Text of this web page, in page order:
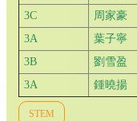
3C
周家豪
3A
葉子寧
3B
劉雪盈
3A
鍾曉揚
STEM